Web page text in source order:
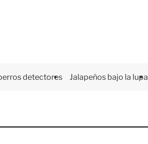
detectores Jalapeños bajo la lupa